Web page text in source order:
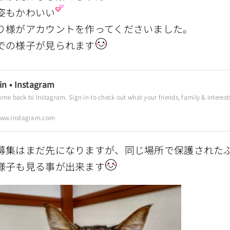
もかわいい
様がアカウントを作ってくださいました。
の様子が見られます
• Instagram
集はまだ先になりますが、同じ場所で保護された
子も見る事が出来ます